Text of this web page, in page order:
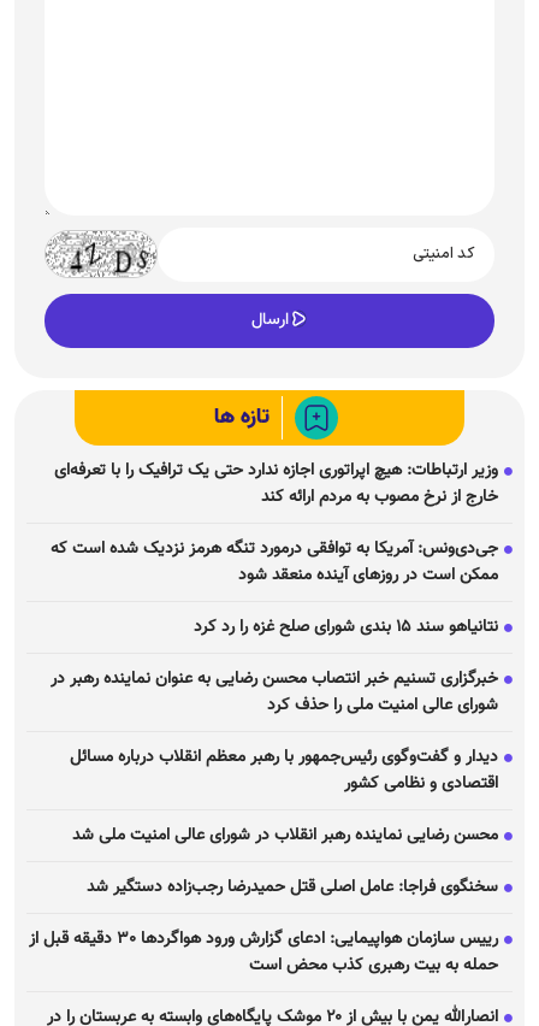
تازه ها
وزیر ارتباطات: هیچ اپراتوری اجازه ندارد حتی یک ترافیک را با تعرفه‌ای
خارج از نرخ مصوب به مردم ارائه کند
جی‌دی‌ونس: آمریکا به توافقی درمورد تنگه هرمز نزدیک شده است که
ممکن است در روز‌های آینده منعقد شود
نتانیاهو سند ۱۵ بندی شورای صلح غزه را رد کرد
خبرگزاری تسنیم خبر انتصاب محسن رضایی به عنوان نماینده رهبر در
شورای عالی امنیت ملی را حذف کرد
دیدار و گفت‌وگوی رئیس‌جمهور با رهبر معظم انقلاب درباره مسائل
اقتصادی و نظامی کشور
محسن رضایی نماینده رهبر انقلاب در شورای عالی امنیت ملی شد
سخنگوی فراجا: عامل اصلی قتل حمیدرضا رجب‌زاده دستگیر شد
رییس سازمان هواپیمایی: ادعای گزارش ورود هواگرد‌ها ٣٠ دقیقه قبل از
حمله به بیت رهبری کذب محض است
انصارالله یمن با بیش از ۲۰ موشک پایگاه‌های وابسته به عربستان را در